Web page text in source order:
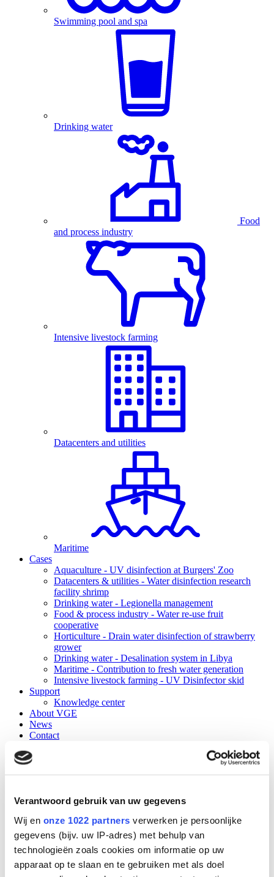
Verantwoord gebruik van uw gegevens
Wij en onze 1022 partners verwerken je persoonlijke
gegevens (bijv. uw IP-adres) met behulp van
technologieën zoals cookies om informatie op uw
apparaat op te slaan en te gebruiken met als doel
Swimming pool and spa
Drinking water
Food
and process industry
Intensive livestock farming
Datacenters and utilities
Maritime
Cases
Aquaculture - UV disinfection at Burgers' Zoo
Datacenters & utilities - Water disinfection research
facility shrimp
Drinking water - Legionella management
Food & process industry - Water re-use fruit
cooperative
Horticulture - Drain water disinfection of strawberry
grower
Drinking water - Desalination system in Libya
Maritime - Contribution to fresh water generation
Intensive livestock farming - UV Disinfector skid
Support
Knowledge center
About VGE
News
Contact